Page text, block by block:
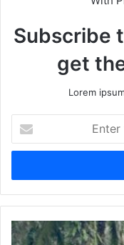
Subscribe
get
Lorem
your
Email